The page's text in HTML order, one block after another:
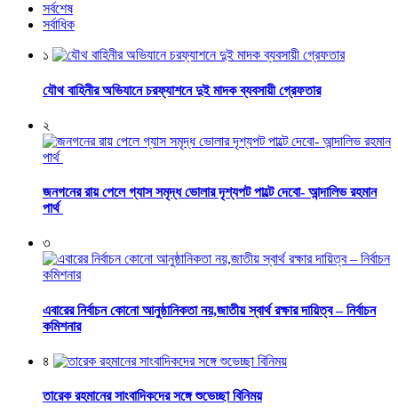
সর্বশেষ
সর্বাধিক
১
যৌথ বাহিনীর অভিযানে চরফ্যাশনে দুই মাদক ব্যবসায়ী গ্রেফতার
২
জনগনের রায় পেলে গ্যাস সমৃদ্ধ ভোলার দৃশ্যপট পাল্টে দেবো- আন্দালিভ রহমান
পার্থ
৩
এবারের নির্বাচন কোনো আনুষ্ঠানিকতা নয়,জাতীয় স্বার্থ রক্ষার দায়িত্ব – নির্বাচন
কমিশনার
৪
তারেক রহমানের সাংবাদিকদের সঙ্গে শুভেচ্ছা বিনিময়